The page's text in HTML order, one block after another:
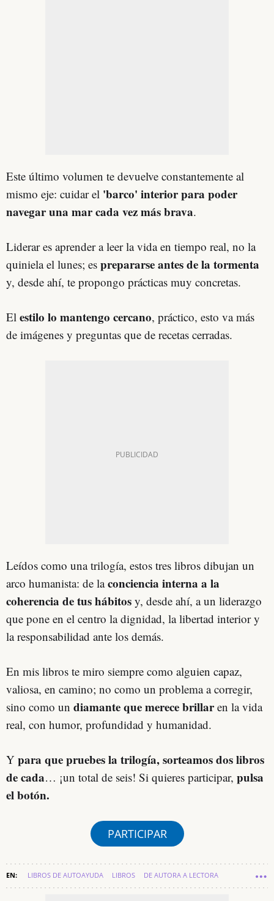
Este último volumen te devuelve constantemente al
mismo eje: cuidar el 'barco' interior para poder
navegar una mar cada vez más brava.
Liderar es aprender a leer la vida en tiempo real, no la
quiniela el lunes; es prepararse antes de la tormenta
y, desde ahí, te propongo prácticas muy concretas.
El estilo lo mantengo cercano, práctico, esto va más
de imágenes y preguntas que de recetas cerradas.
Leídos como una trilogía, estos tres libros dibujan un
arco humanista: de laconciencia interna a la
coherencia de tus hábitos y, desde ahí, a un liderazgo
que pone en el centro la dignidad, la libertad interior y
la responsabilidad ante los demás.
En mis libros te miro siempre como alguien capaz,
valiosa, en camino; no como un problema a corregir,
sino como un diamante que merece brillaren la vida
real, con humor, profundidad y humanidad.
Y para que pruebes la trilogía, sorteamos dos libros
de cada… ¡un total de seis! Si quieres participar, pulsa
el botón.
PARTICIPAR
LIBROS DE AUTOAYUDA LIBROS DE AUTORA A LECTORA